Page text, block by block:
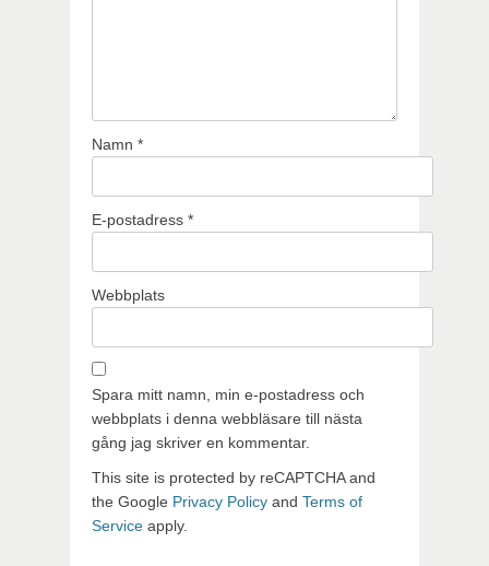
Namn *
E-postadress *
Webbplats
Spara mitt namn, min e-postadress och
webbplats i denna webbläsare till nästa
gång jag skriver en kommentar.
This site is protected by reCAPTCHA and
the Google Privacy Policy and Terms of
Service apply.